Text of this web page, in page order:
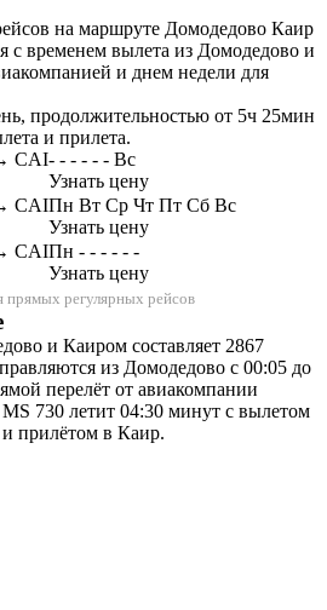
на маршруте Домодедово Каир
с временем вылета из Домодедово и
и днем недели для
продолжительностью от 5ч 25мин
и прилета.
CAI- - - - - - Вс
Узнать цену
CAIПн Вт Ср Чт Пт Сб Вс
Узнать цену
CAIПн - - - - - -
Узнать цену
прямых регулярных рейсов
и Каиром составляет 2867
из Домодедово с 00:05 до
перелёт от авиакомпании
730 летит 04:30 минут с вылетом
прилётом в Каир.